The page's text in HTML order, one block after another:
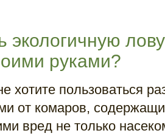
экологичную
руками?
хотите пользоваться
от комаров,
вред не только